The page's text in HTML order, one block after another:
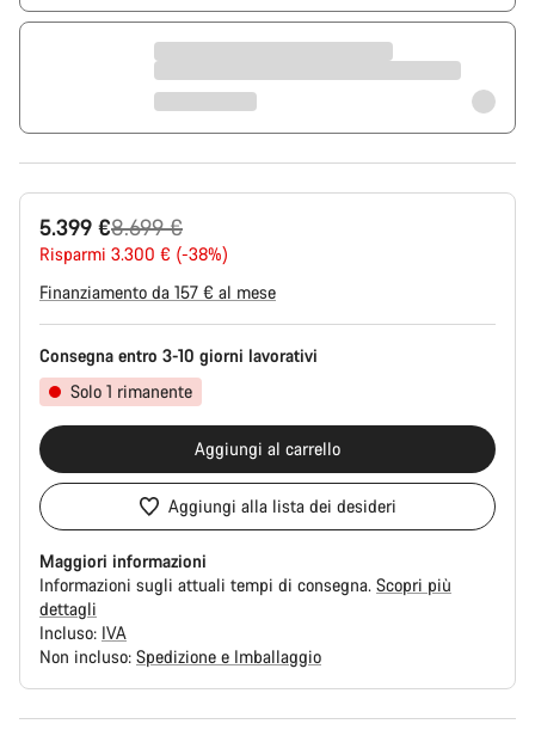
5.399 €
Prezzo
originale
8.699 €
Risparmi 3.300 € (-38%)
Finanziamento da 157 € al mese
Consegna entro 3-10 giorni lavorativi
Solo 1 rimanente
Aggiungi al carrello
Aggiungi alla lista dei desideri
Maggiori informazioni
Informazioni sugli attuali tempi di consegna. Scopri più
dettagli
Incluso: IVA
Non incluso: Spedizione e Imballaggio